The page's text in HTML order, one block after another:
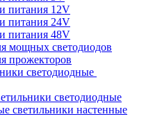
питания 12V
питания 24V
питания 48V
мощных светодиодов
прожекторов
светодиодные
светодиодные
светильники настенные